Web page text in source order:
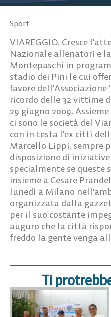
Sport
VIAREGGIO. Cresce
Nazionale allenatori e
Montepaschi in
stadio dei Pini le cui
favore
ricordo delle 32 vittime
29 giugno 2009.
ci sono le società del
con in testa l’ex cittì
Marcello Lippi, sempre
disposizione di iniziative
specialmente se queste
insieme a Cesare
lunedì a Milano
organizzata dalla
per il suo costante
auguro che la città
freddo la gente venga
Ti